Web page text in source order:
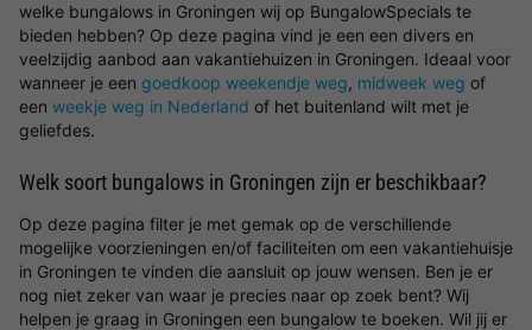
welke bungalows in Groningen wij op BungalowSpecials te
bieden hebben? Op deze pagina vind je een een divers en
veelzijdig aanbod aan vakantiehuizen in Groningen. Ideaal voor
wanneer je een goedkoop weekendje weg, midweek weg of
een weekje weg in Nederland of het buitenland wilt met je
geliefdes.
Welk soort bungalows in Groningen zijn er beschikbaar?
Op deze pagina filter je met gemak op de verschillende
mogelijke voorzieningen en/of faciliteiten om een vakantiehuisje
in Groningen te vinden die aansluit op jouw wensen. Ben je er
nog niet zeker van waar je precies naar op zoek bent? Wij
helpen je graag in Groningen een bungalow te boeken. Wil jij er